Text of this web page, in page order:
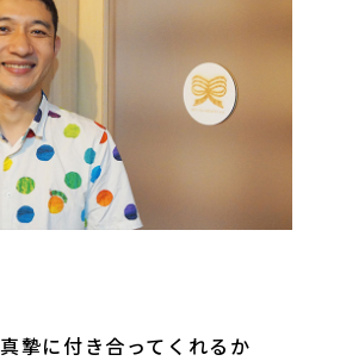
摯に付き合ってくれるか